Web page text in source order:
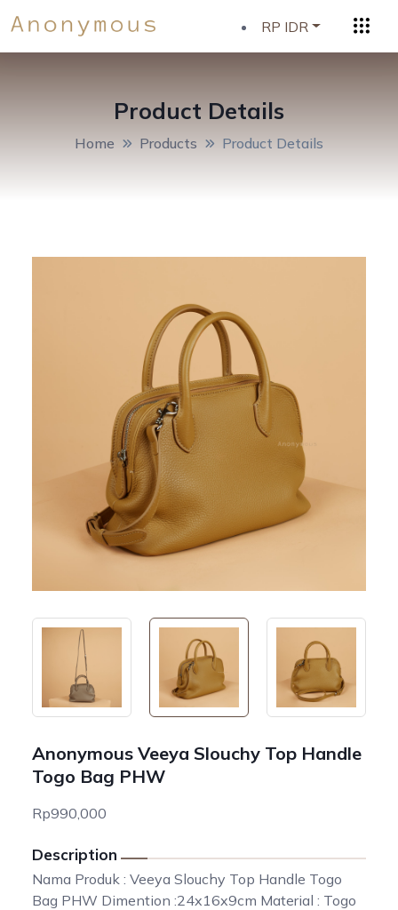
RP IDR
Product Details
Home Products Product Details
Anonymous Veeya Slouchy Top Handle
Togo Bag PHW
Rp990,000
Description
Nama Produk : Veeya Slouchy Top Handle Togo
Bag PHW Dimention :24x16x9cm Material : Togo